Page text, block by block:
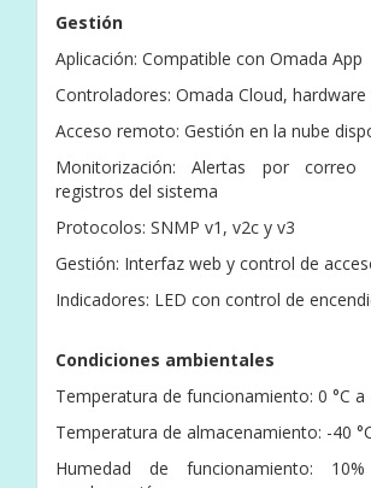
Gestión
Aplicación: Compatible con Omada App
Controladores: Omada Cloud,
Acceso remoto: Gestión en la nube
Monitorización: Alertas por correo
registros del sistema
Protocolos: SNMP v1, v2c y v3
Gestión: Interfaz web y control de
Indicadores: LED con control de
Condiciones ambientales
Temperatura de funcionamiento: 0 °C a
Temperatura de almacenamiento: -40
Humedad de funcionamiento: